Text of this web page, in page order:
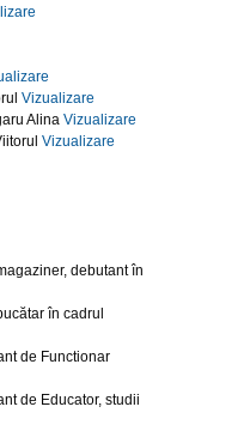
Vizualizare
Alina Vizualizare
Vizualizare
debutant în
în cadrul
de Functionar
de Educator, studii